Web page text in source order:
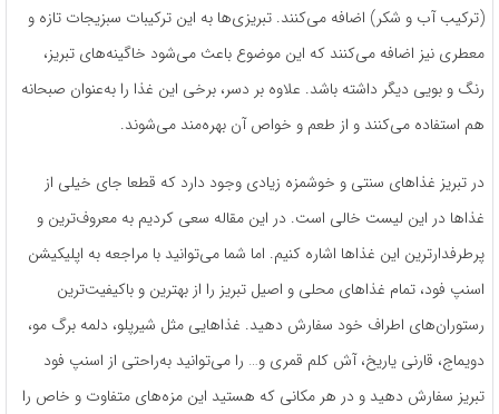
(ترکیب آب و شکر) اضافه می­‌کنند. تبریزی­‌ها به این ترکیبات سبزیجات تازه و
معطری نیز اضافه می‌­کنند که این موضوع باعث می­‌شود خاگینه‌­های تبریز،
رنگ و بویی دیگر داشته ­باشد. علاوه بر دسر، برخی این غذا را به‌عنوان صبحانه
هم استفاده می‌کنند و از طعم و خواص آن بهره‌مند می‌شوند.
در تبریز غذاهای سنتی و خوشمزه­ زیادی وجود دارد که قطعا جای خیلی از
غذاها در این لیست خالی است. در این مقاله سعی کردیم به معروف‌­ترین و
پرطرفدارترین این غذاها اشاره کنیم. اما شما می­‌توانید با مراجعه به اپلیکیشن
اسنپ فود، تمام غذاهای محلی و اصیل تبریز را از بهترین و باکیفیت­‌ترین
رستوران‌های اطراف خود سفارش دهید. غذاهایی مثل شیرپلو، دلمه برگ مو،
دویماج، قارنی یاریخ، آش کلم قمری و… را می‌­توانید به‌راحتی از اسنپ فود
تبریز سفارش دهید و در هر مکانی که هستید این مزه‌های متفاوت و خاص را